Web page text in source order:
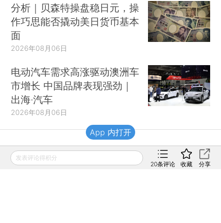
分析｜贝森特操盘稳日元，操
作巧思能否撬动美日货币基本
面
2026年08月06日
电动汽车需求高涨驱动澳洲车
市增长 中国品牌表现强劲｜
出海·汽车
2026年08月06日
财新移动
发表评论得积分
20条评论 收藏 分享
App 内打开